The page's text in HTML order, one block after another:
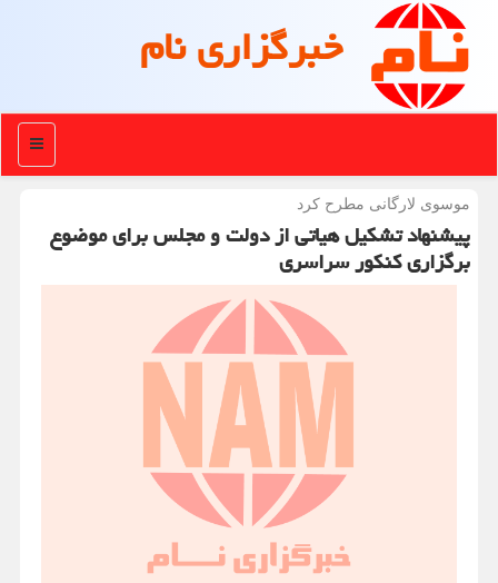
خبرگزاری نام
منو
موسوی لارگانی مطرح كرد
پیشنهاد تشكیل هیاتی از دولت و مجلس برای موضوع
برگزاری كنكور سراسری